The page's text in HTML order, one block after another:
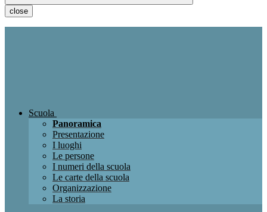
close
Scuola
Panoramica
Presentazione
I luoghi
Le persone
I numeri della scuola
Le carte della scuola
Organizzazione
La storia